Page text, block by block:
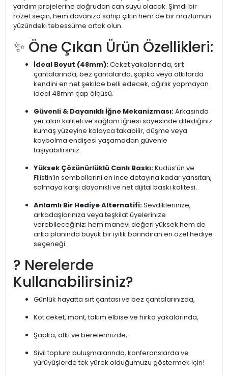
yardım projelerine doğrudan can suyu olacak. Şimdi bir
rozet seçin, hem davanıza sahip çıkın hem de bir mazlumun
yüzündeki tebessüme ortak olun.
✨ Öne Çıkan Ürün Özellikleri:
İdeal Boyut (48mm):Ceket yakalarında, sırt
çantalarında, bez çantalarda, şapka veya atkılarda
kendini en net şekilde belli edecek, ağırlık yapmayan
ideal 48mm çap ölçüsü.
Güvenli & Dayanıklı İğne Mekanizması:Arkasında
yer alan kaliteli ve sağlam iğnesi sayesinde dilediğiniz
kumaş yüzeyine kolayca takabilir, düşme veya
kaybolma endişesi yaşamadan güvenle
taşıyabilirsiniz.
Yüksek Çözünürlüklü Canlı Baskı:Kudüs’ün ve
Filistin’in sembollerini en ince detayına kadar yansıtan,
solmaya karşı dayanıklı ve net dijital baskı kalitesi.
Anlamlı Bir Hediye Alternatifi:Sevdiklerinize,
arkadaşlarınıza veya teşkilat üyelerinize
verebileceğiniz; hem manevi değeri yüksek hem de
arka planında büyük bir iyilik barındıran en özel hediye
seçeneği.
? Nerelerde
Kullanabilirsiniz?
Günlük hayatta sırt çantası ve bez çantalarınızda,
Kot ceket, mont, takım elbise ve hırka yakalarında,
Şapka, atkı ve berelerinizde,
Sivil toplum buluşmalarında, konferanslarda ve
yürüyüşlerde tek yürek olduğumuzu göstermek için!